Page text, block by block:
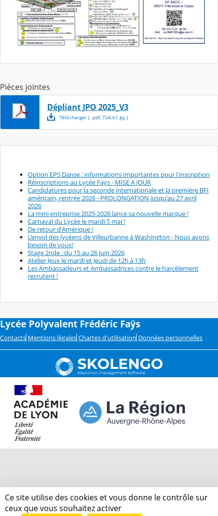
Pièces jointes
Dépliant JPO 2025_V3
Télécharger( .pdf, 724.61 ko)
Option EPS Danse : informations importantes pour l'inscription
Réinscriptions au Lycée Faÿs - MISE A JOUR
Candidatures pour la seconde internationale et la première BFI
américain, rentrée 2026 - PROLONGATION jusqu'au 27 avril
2026
La mini entreprise 2025-2026 lance sa nouvelle marque !
Carnaval du Lycée le mardi 5 mai !
De retour d'Amérique !
L’envol des lycéens de Villeurbanne à Washington - Nous avons
besoin de vous!
Stage 2nde : du 15 au 26 juin 2026
Atelier Jeux le mardi et Jeudi de 12h à 13h
Les Ambassadeurs et Ambassadrices contre le harcèlement
recrutent !
Lycée Polyvalent Frédéric Faÿs
Contacts Mentions légales Chartes d'utilisation Données personnelles
Ce site utilise des cookies et vous donne le contrôle sur
ceux que vous souhaitez activer